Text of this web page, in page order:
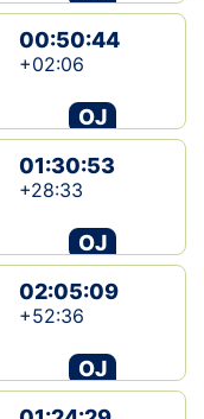
00:50:44
+02:06
OJ
01:30:53
+28:33
OJ
02:05:09
+52:36
OJ